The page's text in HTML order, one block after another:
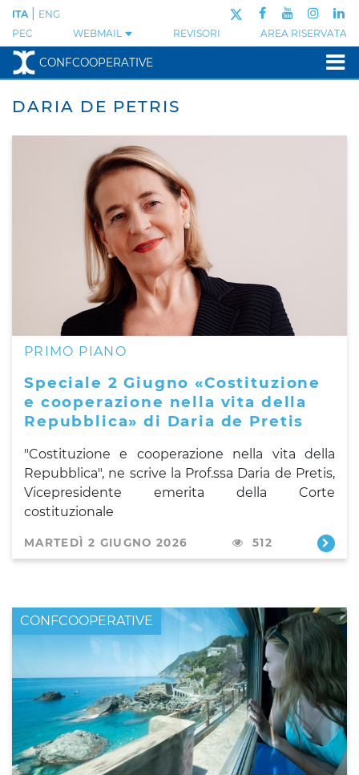
PEC WEBMAIL REVISORI AREA RISERVATA
ITA ENG
CONFCOOPERATIVE
DARIA DE PETRIS
PRIMO PIANO
Speciale 2 Giugno «Costituzione
e cooperazione nella vita della
Repubblica» di Daria de Pretis
"Costituzione e cooperazione nella vita della
Repubblica", ne scrive la Prof.ssa Daria de Pretis,
Vicepresidente emerita della Corte
costituzionale
MARTEDÌ 2 GIUGNO 2026 512
CONFCOOPERATIVE